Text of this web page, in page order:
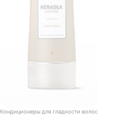
Кондиционеры для гладкости волос